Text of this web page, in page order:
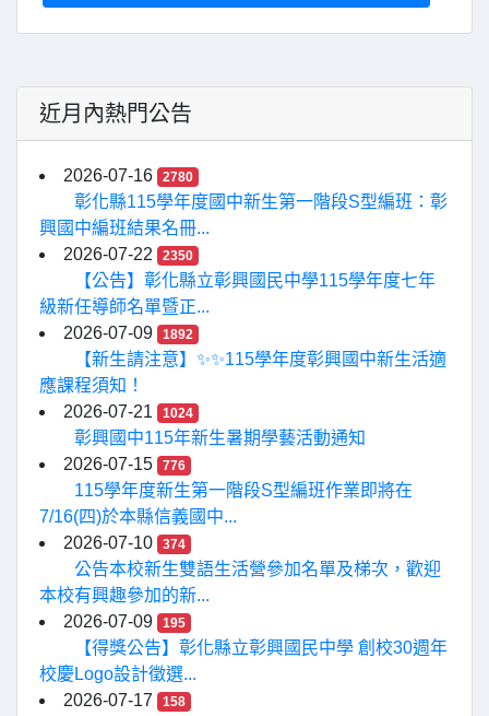
近月內熱門公告
2026-07-16 2780
彰化縣115學年度國中新生第一階段S型編班：彰
興國中編班結果名冊...
2026-07-22
2350
【公告】彰化縣立彰興國民中學115學年度七年
級新任導師名單暨正...
2026-07-09
1892
【新生請注意】✨✨115學年度彰興國中新生活適
應課程須知！
2026-07-21
1024
彰興國中115年新生暑期學藝活動通知
2026-07-15
776
115學年度新生第一階段S型編班作業即將在
7/16(四)於本縣信義國中...
2026-07-10
374
公告本校新生雙語生活營參加名單及梯次，歡迎
本校有興趣參加的新...
2026-07-09
195
【得獎公告】彰化縣立彰興國民中學 創校30週年
校慶Logo設計徵選...
2026-07-17
158